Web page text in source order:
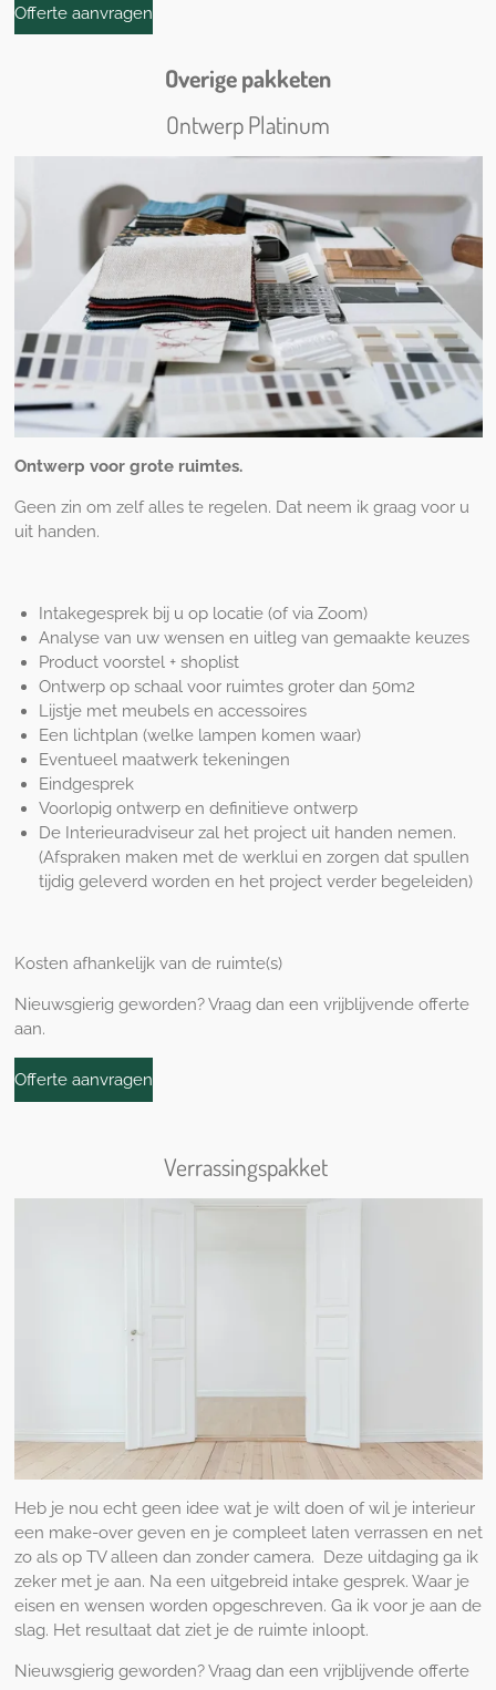
Offerte aanvragen
Overige pakketen
Ontwerp Platinum
Ontwerp voor grote ruimtes.
Geen zin om zelf alles te regelen. Dat neem ik graag voor u
uit handen.
Intakegesprek bij u op locatie (of via Zoom)
Analyse van uw wensen en uitleg van gemaakte keuzes
Product voorstel + shoplist
Ontwerp op schaal voor ruimtes groter dan 50m2
Lijstje met meubels en accessoires
Een lichtplan (welke lampen komen waar)
Eventueel maatwerk tekeningen
Eindgesprek
Voorlopig ontwerp en definitieve ontwerp
De Interieuradviseur zal het project uit handen nemen.
(Afspraken maken met de werklui en zorgen dat spullen
tijdig geleverd worden en het project verder begeleiden)
Kosten afhankelijk van de ruimte(s)
Nieuwsgierig geworden? Vraag dan een vrijblijvende offerte
aan.
Offerte aanvragen
Verrassingspakket
Heb je nou echt geen idee wat je wilt doen of wil je interieur
een make-over geven en je compleet laten verrassen en net
zo als op TV alleen dan zonder camera. Deze uitdaging ga ik
zeker met je aan. Na een uitgebreid intake gesprek. Waar je
eisen en wensen worden opgeschreven. Ga ik voor je aan de
slag. Het resultaat dat ziet je de ruimte inloopt.
Nieuwsgierig geworden? Vraag dan een vrijblijvende offerte